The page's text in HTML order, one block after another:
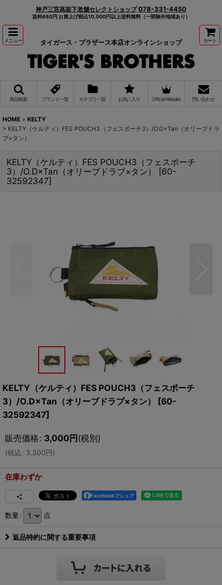
神戸三宮高架下老舗セレクトショップ 078-331-4450
送料660円 お買上げ税込10,000円以上送料無料（一部除外地域あり）
メニュー タイガース・ブラザース本店オンラインショップ カート
商品検索 ブランド一覧 カテゴリ一覧 お気に入り Official Website 問い合わせ
HOME > KELTY
> KELTY（ケルティ）FES POUCH3（フェスポーチ3）/O.D×Tan（オリーブドラ
ブ×タン）
KELTY（ケルティ）FES POUCH3（フェスポーチ
3）/O.D×Tan（オリーブドラブ×タン）
[60-
32592347]
KELTY（ケルティ）FES POUCH3（フェスポーチ
3）/O.D×Tan（オリーブドラブ×タン）
[60-
32592347]
販売価格: 3,000円(税別)
(税込: 3,300円)
在庫わずか
Facebookでシェア
数量: 点
返品特約に関する重要事項